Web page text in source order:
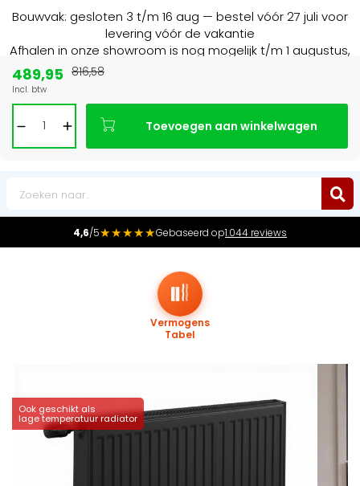
Bouwvak: gesloten 3 t/m 16 aug — bestel vóór 27 juli voor
levering vóór de vakantie
Afhalen in onze showroom is nog mogelijk t/m 1 augustus,
4,6/5★★★★★Gebaseerd op1.044 reviews
Ook geschikt als
lage temperatuur radiator
Vermogens
Tabel
489,95
Incl. btw
816,58
Toevoegen aan winkelwagen